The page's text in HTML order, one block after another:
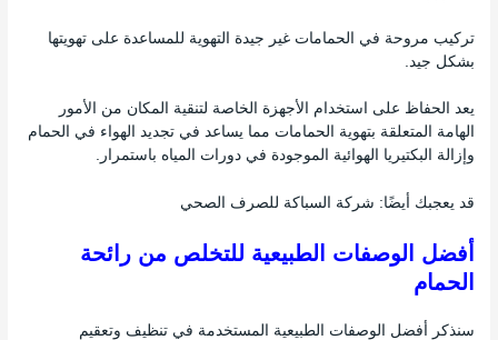
تركيب مروحة في الحمامات غير جيدة التهوية للمساعدة على تهويتها
بشكل جيد.
يعد الحفاظ على استخدام الأجهزة الخاصة لتنقية المكان من الأمور
الهامة المتعلقة بتهوية الحمامات مما يساعد في تجديد الهواء في الحمام
وإزالة البكتيريا الهوائية الموجودة في دورات المياه باستمرار.
قد يعجبك أيضًا: شركة السباكة للصرف الصحي
أفضل الوصفات الطبيعية للتخلص من رائحة
الحمام
سنذكر أفضل الوصفات الطبيعية المستخدمة في تنظيف وتعقيم